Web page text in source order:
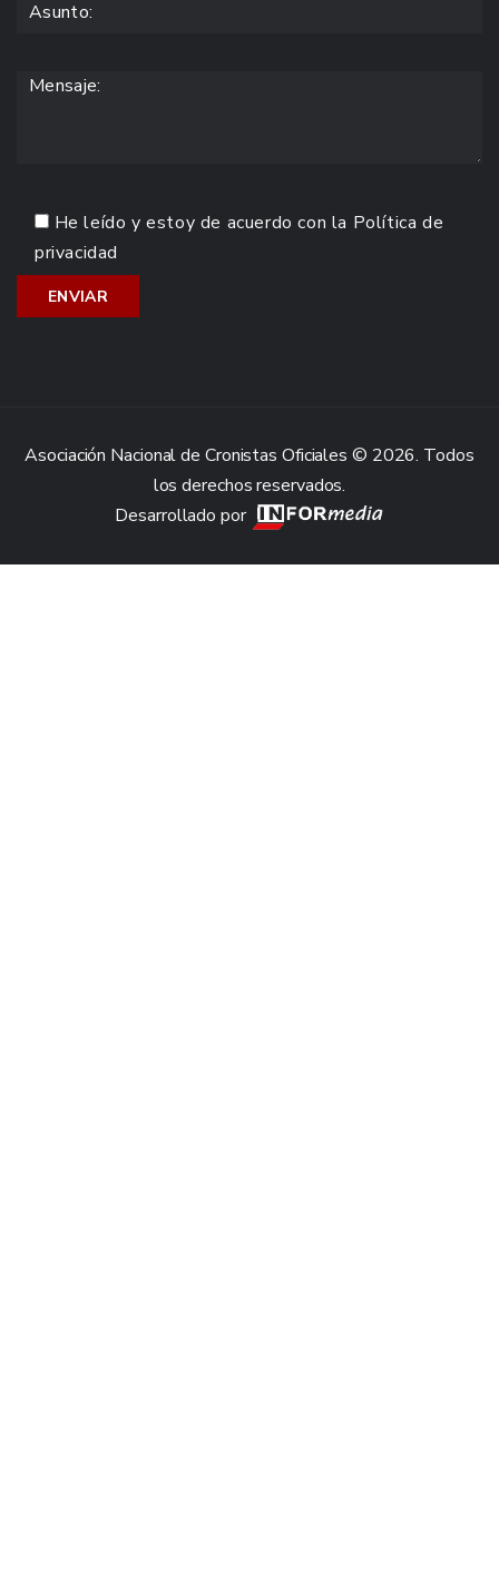
He leído y estoy de acuerdo con la Política de
privacidad
Asociación Nacional de Cronistas Oficiales © 2026. Todos
los derechos reservados.
Desarrollado por